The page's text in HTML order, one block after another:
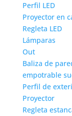
Perfil LED
Proyector en
Regleta LED
Lámparas
Out
Baliza de
empotrable
Perfil de
Proyector
Regleta